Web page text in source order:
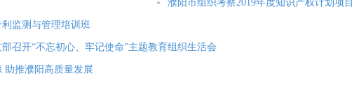
濮阳市组织考察2019年度知识产权计划项目
监测与管理培训班
召开“不忘初心、牢记使命”主题教育组织生活会
助推濮阳高质量发展